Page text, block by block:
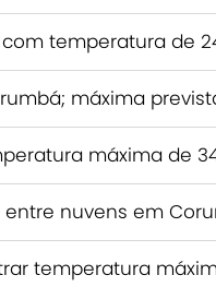
temperatura de
máxima
máxima de
nuvens em
temperatura